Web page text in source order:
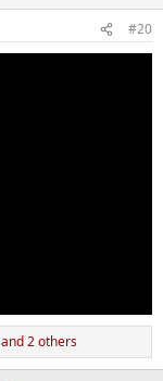
#20
and 2 others